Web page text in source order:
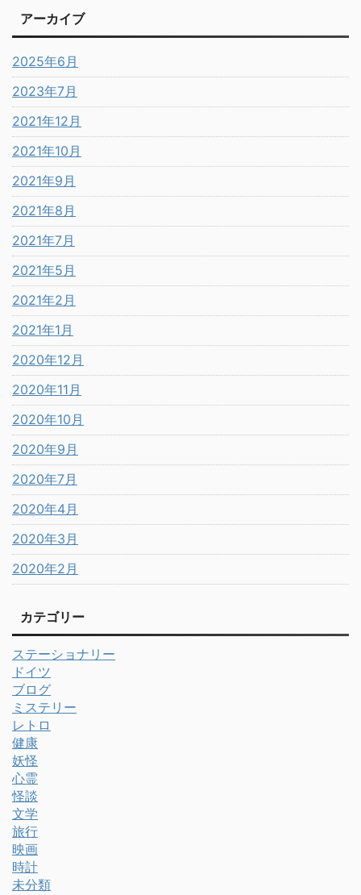
アーカイブ
2025年6月
2023年7月
2021年12月
2021年10月
2021年9月
2021年8月
2021年7月
2021年5月
2021年2月
2021年1月
2020年12月
2020年11月
2020年10月
2020年9月
2020年7月
2020年4月
2020年3月
2020年2月
カテゴリー
ステーショナリー
ドイツ
ブログ
ミステリー
レトロ
健康
妖怪
心霊
怪談
文学
旅行
映画
時計
未分類